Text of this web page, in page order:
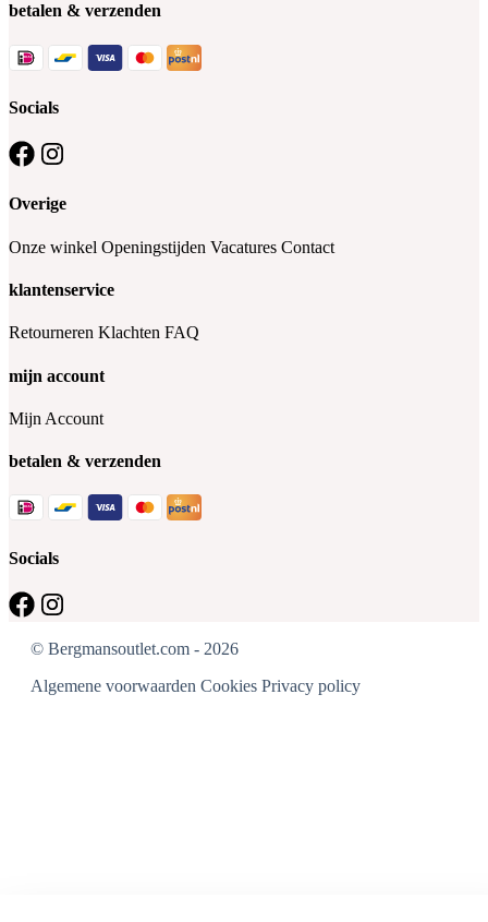
betalen & verzenden
Socials
Overige
Onze winkel Openingstijden Vacatures Contact
klantenservice
Retourneren Klachten FAQ
mijn account
Mijn Account
betalen & verzenden
Socials
© Bergmansoutlet.com - 2026
Algemene voorwaarden Cookies Privacy policy